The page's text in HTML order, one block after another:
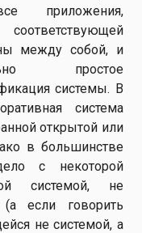
приложения,
между собой, и
простое
системы. В
система
открытой или
в большинстве
с некоторой
системой, не
(а если говорить
не системой, а